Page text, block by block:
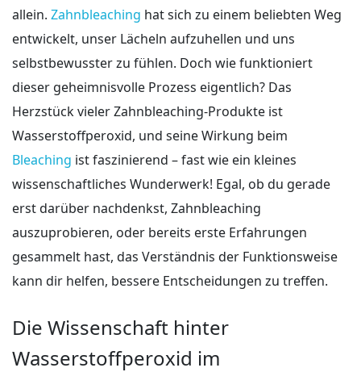
allein. Zahnbleaching hat sich zu einem beliebten Weg
entwickelt, unser Lächeln aufzuhellen und uns
selbstbewusster zu fühlen. Doch wie funktioniert
dieser geheimnisvolle Prozess eigentlich? Das
Herzstück vieler Zahnbleaching-Produkte ist
Wasserstoffperoxid, und seine Wirkung beim
Bleaching ist faszinierend – fast wie ein kleines
wissenschaftliches Wunderwerk! Egal, ob du gerade
erst darüber nachdenkst, Zahnbleaching
auszuprobieren, oder bereits erste Erfahrungen
gesammelt hast, das Verständnis der Funktionsweise
kann dir helfen, bessere Entscheidungen zu treffen.
Die Wissenschaft hinter
Wasserstoffperoxid im